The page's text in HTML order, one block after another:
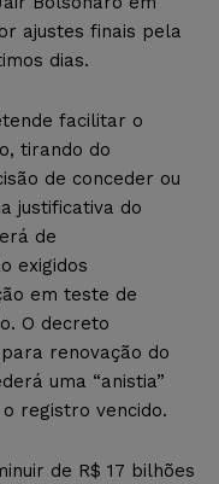
ajustes finais pela
dias.
facilitar o
tirando do
de conceder ou
justificativa do
de
exigidos
em teste de
O decreto
renovação do
uma “anistia”
registro vencido.
de R$ 17 bilhões